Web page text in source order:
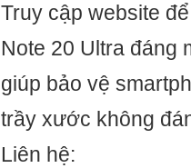
Truy cập website
Note 20 Ultra đáng
giúp bảo vệ
trầy xước không
Liên hệ: